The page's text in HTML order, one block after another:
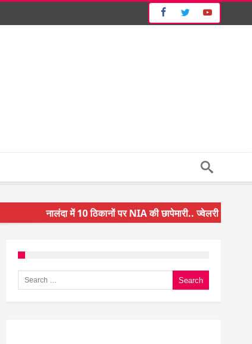
नालंदा में 10 ठिकानों पर NIA की छापेमारी.. ज्वेलरी शॉप और गन
घूसखोर अफसरों पर एक्शन.. दो-दो अफसर घूस लेते गिरफ्तार
Search for: